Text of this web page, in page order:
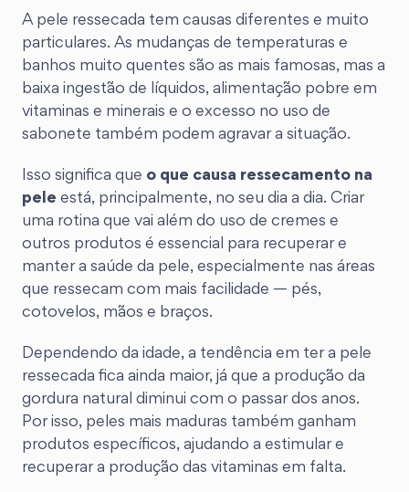
A pele ressecada tem causas diferentes e muito
particulares. As mudanças de temperaturas e
banhos muito quentes são as mais famosas, mas a
baixa ingestão de líquidos, alimentação pobre em
vitaminas e minerais e o excesso no uso de
sabonete também podem agravar a situação.
Isso significa que o que causa ressecamento na
pele está, principalmente, no seu dia a dia. Criar
uma rotina que vai além do uso de cremes e
outros produtos é essencial para recuperar e
manter a saúde da pele, especialmente nas áreas
que ressecam com mais facilidade — pés,
cotovelos, mãos e braços.
Dependendo da idade, a tendência em ter a pele
ressecada fica ainda maior, já que a produção da
gordura natural diminui com o passar dos anos.
Por isso, peles mais maduras também ganham
produtos específicos, ajudando a estimular e
recuperar a produção das vitaminas em falta.